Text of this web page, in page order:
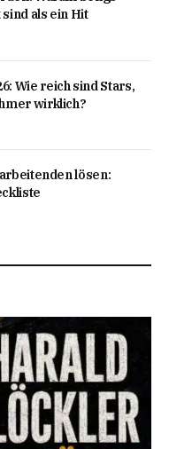
als ein Hit
Wie reich sind Stars,
wirklich?
lösen: